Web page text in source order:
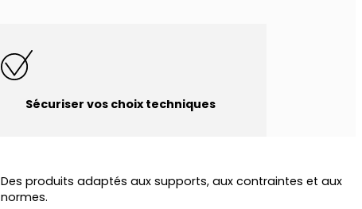
Sécuriser vos choix techniques
Des produits adaptés aux supports, aux contraintes et aux
normes.